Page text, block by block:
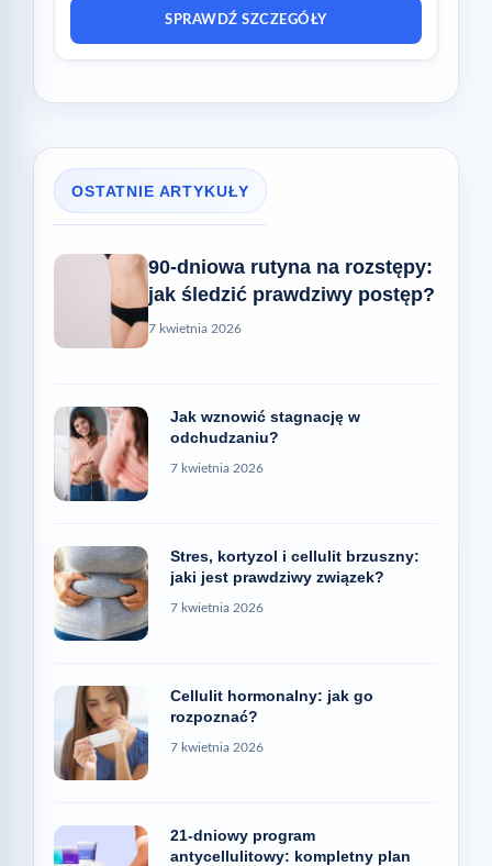
SPRAWDŹ SZCZEGÓŁY
OSTATNIE ARTYKUŁY
90-dniowa rutyna na rozstępy:
jak śledzić prawdziwy postęp?
7 kwietnia 2026
Jak wznowić stagnację w
odchudzaniu?
7 kwietnia 2026
Stres, kortyzol i cellulit brzuszny:
jaki jest prawdziwy związek?
7 kwietnia 2026
Cellulit hormonalny: jak go
rozpoznać?
7 kwietnia 2026
21-dniowy program
antycellulitowy: kompletny plan